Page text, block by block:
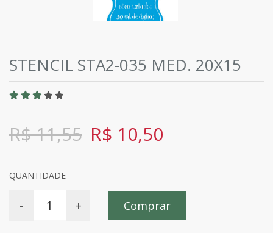
STENCIL STA2-035 MED. 20X15
R$ 11,55 R$ 10,50
QUANTIDADE
- + Comprar